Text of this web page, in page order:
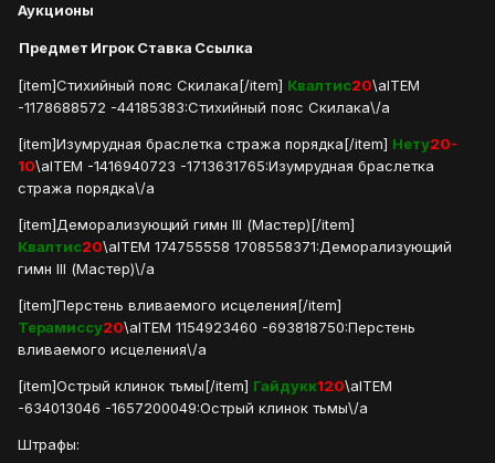
Аукционы
Предмет ИгрокСтавка Ссылка
[item]Стихийный пояс Скилака[/item] Квалтис20\aITEM
-1178688572 -44185383:Стихийный пояс Скилака\/a
[item]Изумрудная браслетка стража порядка[/item] Нету20-
10\aITEM -1416940723 -1713631765:Изумрудная браслетка
стража порядка\/a
[item]Деморализующий гимн III (Мастер)[/item]
Квалтис20\aITEM 174755558 1708558371:Деморализующий
гимн III (Мастер)\/a
[item]Перстень вливаемого исцеления[/item]
Терамиссу20\aITEM 1154923460 -693818750:Перстень
вливаемого исцеления\/a
[item]Острый клинок тьмы[/item] Гайдукк120\aITEM
-634013046 -1657200049:Острый клинок тьмы\/a
Штрафы: